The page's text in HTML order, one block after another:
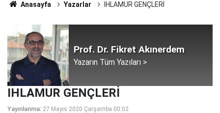
Anasayfa Yazarlar IHLAMUR GENÇLERİ
Prof. Dr. Fikret Akınerdem
Yazarın Tüm Yazıları >
IHLAMUR GENÇLERİ
Yayınlanma: 27 Mayıs 2020 Çarşamba 00:02